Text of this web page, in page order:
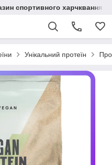
спортивного харчквання
Унікальний протеїн